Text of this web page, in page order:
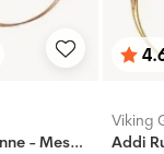
Addi Rundpinne - Messing
av 5
Viking